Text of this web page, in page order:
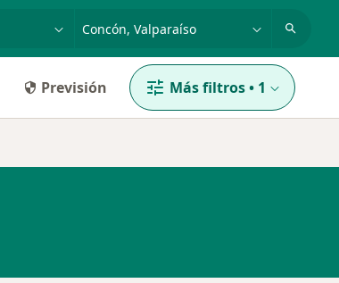
o nombre
ciudad o comuna
Previsión Más filtros• 1